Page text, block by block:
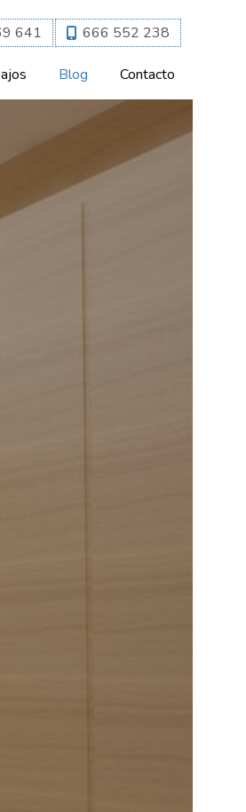
641 666 552 238
Blog Contacto